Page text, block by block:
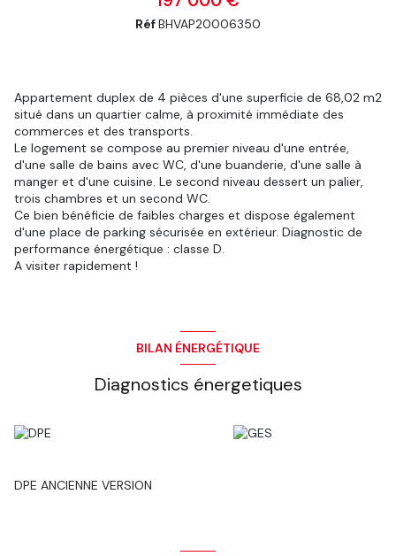
RéfBHVAP20006350
Appartement duplex de 4 pièces d'une superficie de 68,02 m2
situé dans un quartier calme, à proximité immédiate des
commerces et des transports.
Le logement se compose au premier niveau d'une entrée,
d'une salle de bains avec WC, d'une buanderie, d'une salle à
manger et d'une cuisine. Le second niveau dessert un palier,
trois chambres et un second WC.
Ce bien bénéficie de faibles charges et dispose également
d'une place de parking sécurisée en extérieur. Diagnostic de
performance énergétique : classe D.
A visiter rapidement !
BILAN ÉNERGÉTIQUE
Diagnostics énergetiques
DPE ANCIENNE VERSION